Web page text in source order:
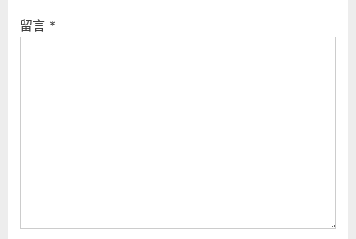
留言 *